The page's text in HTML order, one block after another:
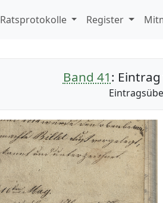
Ratsprotokolle Register
Band 41: